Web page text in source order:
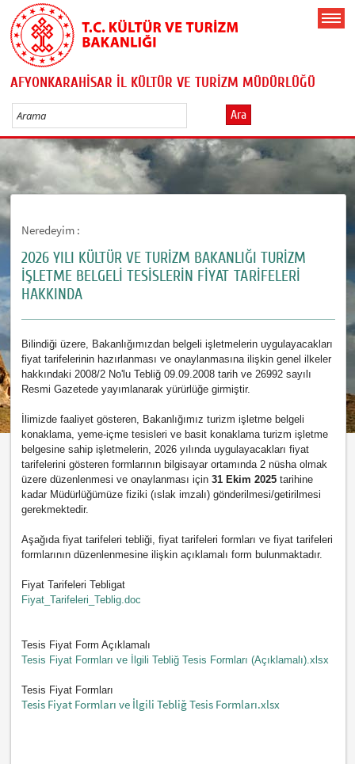
AFYONKARAHİSAR İL KÜLTÜR VE TURİZM MÜDÜRLÜĞÜ
Ara
Neredeyim :
2026 YILI KÜLTÜR VE TURİZM BAKANLIĞI TURİZM
İŞLETME BELGELİ TESİSLERİN FİYAT TARİFELERİ
HAKKINDA
Bilindiği üzere, Bakanlığımızdan belgeli işletmelerin uygulayacakları
fiyat tarifelerinin hazırlanması ve onaylanmasına ilişkin genel ilkeler
hakkındaki 2008/2 No'lu Tebliğ 09.09.2008 tarih ve 26992 sayılı
Resmi Gazetede yayımlanarak yürürlüğe girmiştir.
İlimizde faaliyet gösteren, Bakanlığımız turizm işletme belgeli
konaklama, yeme-içme tesisleri ve basit konaklama turizm işletme
belgesine sahip işletmelerin, 2026 yılında uygulayacakları fiyat
tarifelerini gösteren formlarının bilgisayar ortamında 2 nüsha olmak
üzere düzenlenmesi ve onaylanması için31 Ekim 2025 tarihine
kadar Müdürlüğümüze fiziki (ıslak imzalı) gönderilmesi/getirilmesi
gerekmektedir.
Aşağıda fiyat tarifeleri tebliği, fiyat tarifeleri formları ve fiyat tarifeleri
formlarının düzenlenmesine ilişkin açıklamalı form bulunmaktadır.
Fiyat Tarifeleri Tebligat
Fiyat_Tarifeleri_Teblig.doc
Tesis Fiyat Form Açıklamalı
Tesis Fiyat Formları ve İlgili Tebliğ Tesis Formları (Açıklamalı).xlsx
Tesis Fiyat Formları
Tesis Fiyat Formları ve İlgili Tebliğ Tesis Formları.xlsx